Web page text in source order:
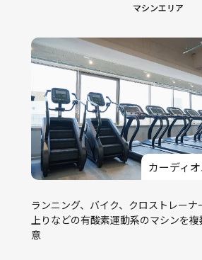
マシンエリア
カーディ
ランニング、バイク、クロストレーナ
上りなどの有酸素運動系のマシンを
意